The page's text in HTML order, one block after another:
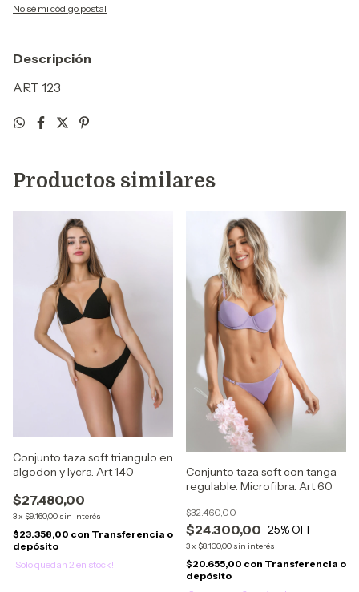
No sé mi código postal
Descripción
ART 123
Productos similares
Conjunto taza soft triangulo en
algodon y lycra. Art 140
$27.480,00
3x $9.160,00 sin interés
$23.358,00 con Transferencia o
depósito
¡Solo quedan 2 en stock!
Conjunto taza soft con tanga
regulable. Microfibra. Art 60
$24.300,00
$32.460,00
25% OFF
3x $8.100,00 sin interés
$20.655,00 con Transferencia o
depósito